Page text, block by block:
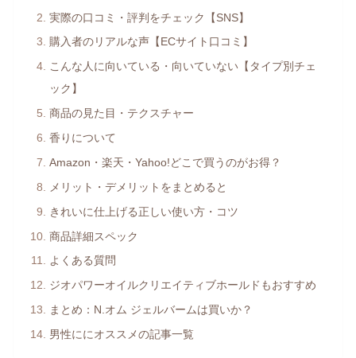
実際の口コミ・評判をチェック【SNS】
購入者のリアルな声【ECサイト口コミ】
こんな人に向いている・向いていない【タイプ別チェ
ック】
商品の見た目・テクスチャー
香りについて
Amazon・楽天・Yahoo!どこで買うのがお得？
メリット・デメリットをまとめると
きれいに仕上げる正しい使い方・コツ
商品詳細スペック
よくある質問
ジオパワーオイルクリエイティブホールドもおすすめ
まとめ：N.オム ジェルバームは買いか？
男性ににオススメの記事一覧